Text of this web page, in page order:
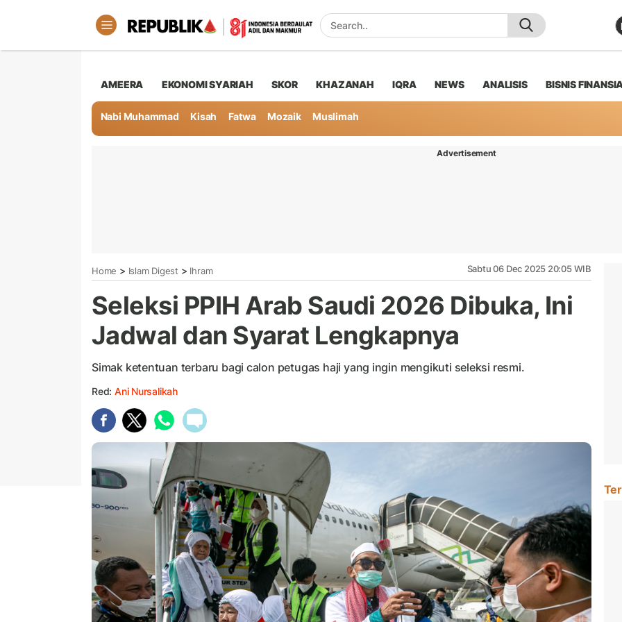
AMEERA EKONOMI SYARIAH SKOR KHAZANAH IQRA NEWS ANALISIS BISNIS
Nabi Muhammad Kisah Fatwa Mozaik Muslimah
Advertisement
Home > Islam Digest > Ihram Sabtu 06 Dec 2025 20:05 WIB
Seleksi PPIH Arab Saudi 2026 Dibuka, Ini
Jadwal dan Syarat Lengkapnya
Simak ketentuan terbaru bagi calon petugas haji yang ingin mengikuti seleksi resmi.
Red: Ani Nursalikah